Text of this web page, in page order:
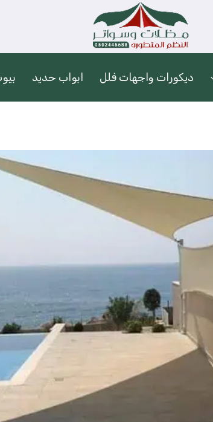
ديكورات واجهات فلل ابواب حديد